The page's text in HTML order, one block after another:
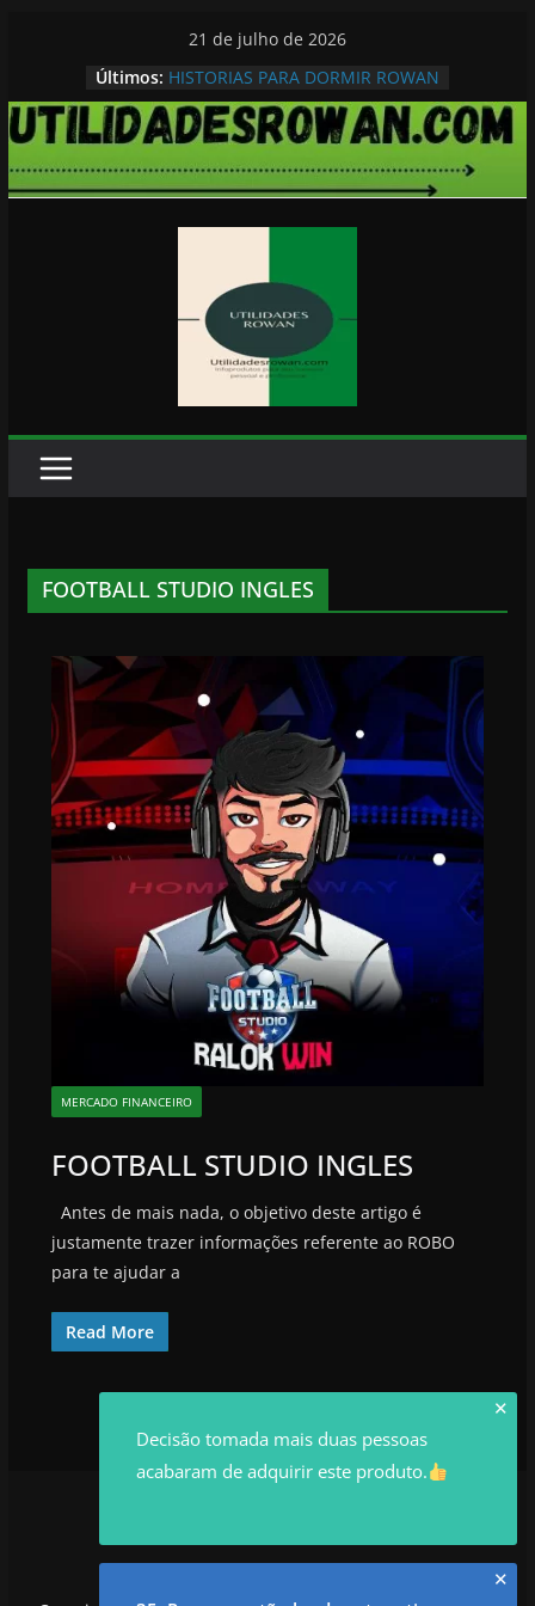
conteúdo
21 de julho de 2026
Últimos: HISTORIAS PARA DORMIR ROWAN
FOOTBALL STUDIO INGLES
MERCADO FINANCEIRO
FOOTBALL STUDIO INGLES
Antes de mais nada, o objetivo deste artigo é
justamente trazer informações referente ao ROBO
para te ajudar a
Read More
✕
Decisão tomada mais duas pessoas
acabaram de adquirir este produto.
✕